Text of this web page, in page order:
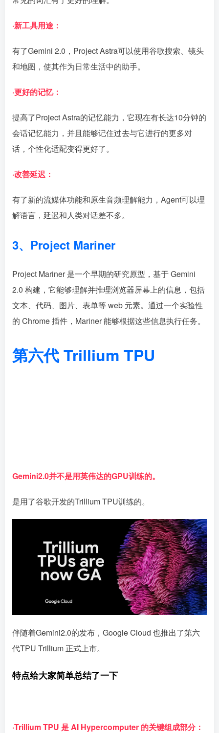
·新工具用途：
有了Gemini 2.0，Project Astra可以使用谷歌搜索、镜头
和地图，使其作为日常生活中的助手。
·更好的记忆：
提高了Project Astra的记忆能力，它现在有长达10分钟的
会话记忆能力，并且能够记住过去与它进行的更多对
话，个性化适配变得更好了。
·改善延迟：
有了新的流媒体功能和原生音频理解能力，Agent可以理
解语言，延迟和人类对话差不多。
3、Project Mariner
Project Mariner 是一个早期的研究原型，基于 Gemini
2.0 构建，它能够理解并推理浏览器屏幕上的信息，包括
文本、代码、图片、表单等 web 元素。通过一个实验性
的 Chrome 插件，Mariner 能够根据这些信息执行任务。
第六代 Trillium TPU
Gemini2.0并不是用英伟达的GPU训练的。
是用了谷歌开发的Trillium TPU训练的。
伴随着Gemini2.0的发布，Google Cloud 也推出了第六
代TPU Trillium 正式上市。
特点给大家简单总结了一下
·Trillium TPU 是 AI Hypercomputer 的关键组成部分：